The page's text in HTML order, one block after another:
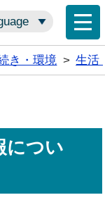
き・環境 > 生活
につい